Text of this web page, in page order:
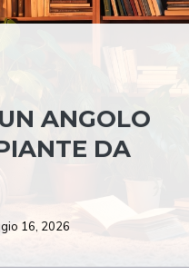
ANGOLO
DA
16, 2026